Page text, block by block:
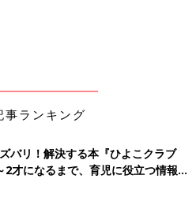
事ランキング
バリ！解決する本『ひよこクラブ
才になるまで、育児に役立つ情報が